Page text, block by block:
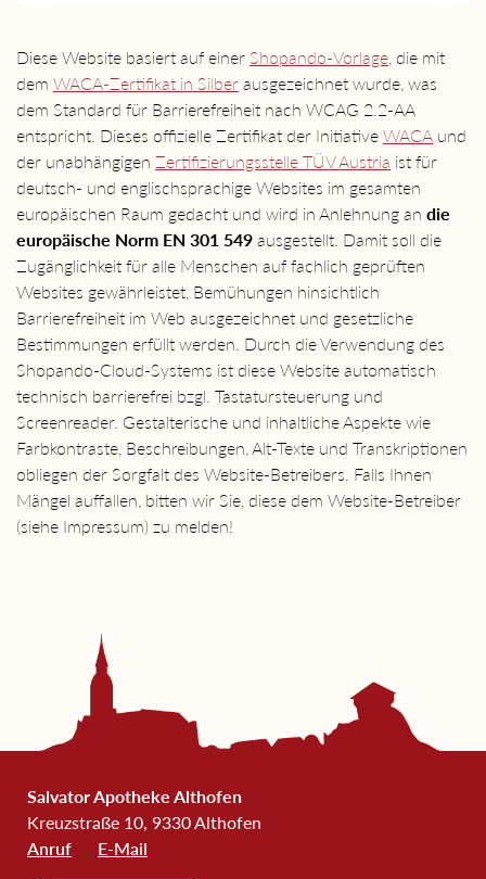
Diese Website basiert auf einer Shopando-Vorlage , die mit
dem WACA-Zertifikat in Silber ausgezeichnet wurde, was
dem Standard für Barrierefreiheit nach WCAG 2.2-AA
entspricht. Dieses offizielle Zertifikat der Initiative WACA und
der unabhängigen Zertifizierungsstelle TÜV Austria ist für
deutsch- und englischsprachige Websites im gesamten
europäischen Raum gedacht und wird in Anlehnung an die
europäische Norm EN 301 549 ausgestellt. Damit soll die
Zugänglichkeit für alle Menschen auf fachlich geprüften
Websites gewährleistet, Bemühungen hinsichtlich
Barrierefreiheit im Web ausgezeichnet und gesetzliche
Bestimmungen erfüllt werden. Durch die Verwendung des
Shopando-Cloud-Systems ist diese Website automatisch
technisch barrierefrei bzgl. Tastatursteuerung und
Screenreader. Gestalterische und inhaltliche Aspekte wie
Farbkontraste, Beschreibungen, Alt-Texte und Transkriptionen
obliegen der Sorgfalt des Website-Betreibers. Falls Ihnen
Mängel auffallen, bitten wir Sie, diese dem Website-Betreiber
(siehe Impressum) zu melden!
Salvator Apotheke Althofen
Kreuzstraße 10, 9330 Althofen
Anruf
E-Mail